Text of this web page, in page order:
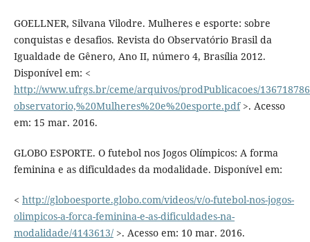
GOELLNER, Silvana Vilodre. Mulheres e esporte: sobre
conquistas e desafios. Revista do Observatório Brasil da
Igualdade de Gênero, Ano II, número 4, Brasília 2012.
Disponível em: <
http://www.ufrgs.br/ceme/arquivos/prodPublicacoes/
observatorio,%20Mulheres%20e%20esporte.pdf>. Acesso
em: 15 mar. 2016.
GLOBO ESPORTE. O futebol nos Jogos Olímpicos: A forma
feminina e as dificuldades da modalidade. Disponível em:
< http://globoesporte.globo.com/videos/v/o-futebol-nos-jogos-
olimpicos-a-forca-feminina-e-as-dificuldades-na-
modalidade/4143613/>. Acesso em: 10 mar. 2016.